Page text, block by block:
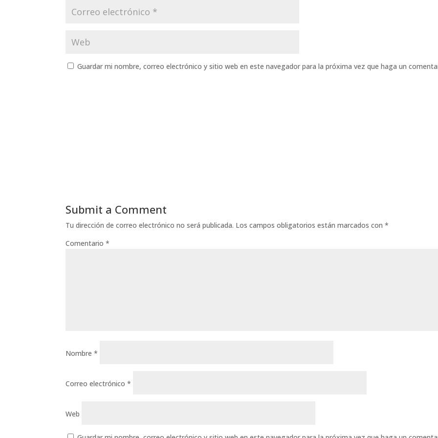
Guardar mi nombre, correo electrónico y sitio web en este navegador para la próxima vez que haga un
Submit a Comment
Tu dirección de correo electrónico no será publicada. Los campos obligatorios están marcados con*
Comentario*
Nombre*
Correo electrónico*
Web